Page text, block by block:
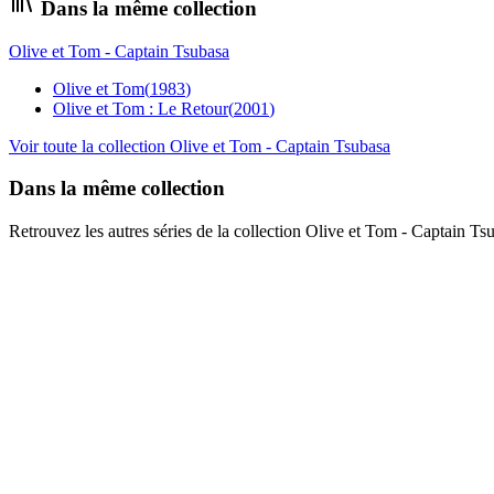
Dans la même collection
Olive et Tom - Captain Tsubasa
Olive et Tom(1983)
Olive et Tom : Le Retour(2001)
Voir toute la collection Olive et Tom - Captain Tsubasa
Dans la même collection
Retrouvez les autres séries de la collection Olive et Tom - Captain